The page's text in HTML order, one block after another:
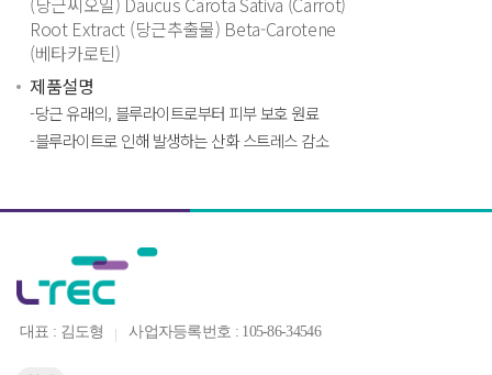
Root Extract (당근추출물) Beta-Carotene
(베타카로틴)
제품설명
-당근 유래의, 블루라이트로부터 피부 보호 원료
-블루라이트로 인해 발생하는 산화 스트레스 감소
대표 : 김도형 사업자등록번호 : 105-86-34546